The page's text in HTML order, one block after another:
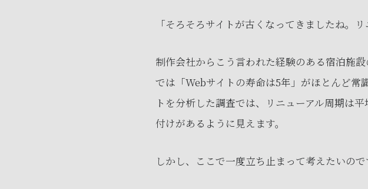
「そろそろサイトが古くなってきましたね。リ
制作会社からこう言われた経験のある宿泊施
では「Webサイトの寿命は5年」がほとんど常
トを分析した調査では、リニューアル周期は
付けがあるように見えます。
しかし、ここで一度立ち止まって考えたいので